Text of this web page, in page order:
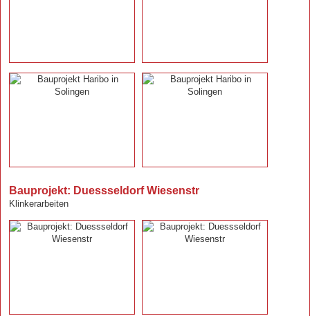
Bauprojekt: Duessseldorf Wiesenstr
Klinkerarbeiten